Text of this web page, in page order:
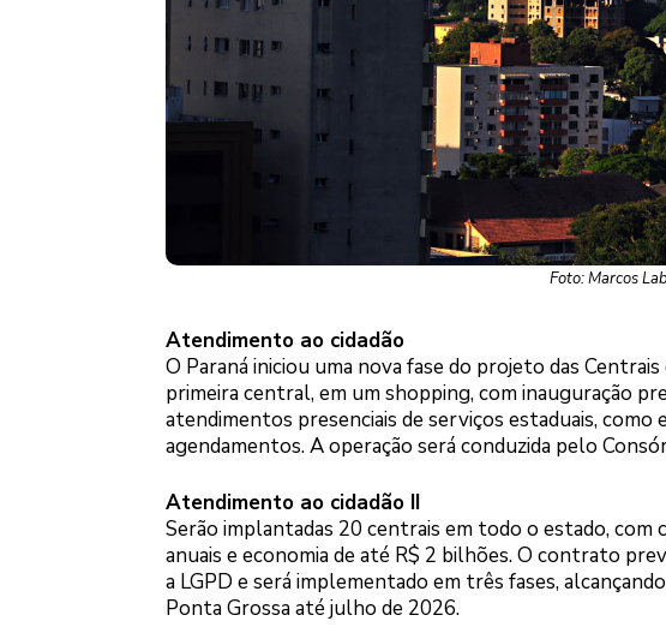
Foto: Marcos
Atendimento ao cidadão
O Paraná iniciou uma nova fase do projeto das
primeira central, em um shopping, com inauguração
atendimentos presenciais de serviços estaduais, como
agendamentos. A operação será conduzida pelo
Atendimento ao cidadão II
Serão implantadas 20 centrais em todo o estado, com
anuais e economia de até R$ 2 bilhões. O contrato
a LGPD e será implementado em três fases,
Ponta Grossa até julho de 2026.